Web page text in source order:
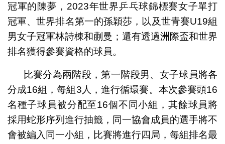
冠軍的陳夢，2023年世界乒乓球錦標賽女子單打
冠軍、世界排名第一的孫穎莎，以及世青賽U19組
男女子冠軍林詩棟和蒯曼；還有透過洲際盃和世界
排名獲得參賽資格的球員。
比賽分為兩階段，第一階段男、女子球員將各
分成16組，每組3人，進行循環賽。本次參賽頭16
名種子球員被分配至16個不同小組，其餘球員將
採用蛇形序列進行抽籤，同一協會成員的選手將不
會被編入同一小組，比賽將進行四局，每組排名最